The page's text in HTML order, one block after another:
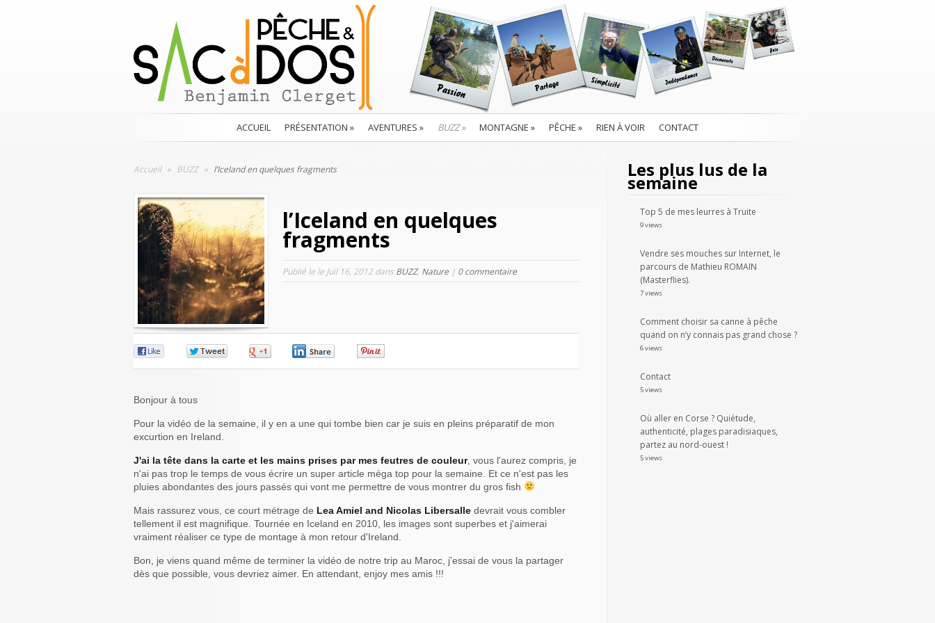
ACCUEIL PRÉSENTATION » AVENTURES » BUZZ» MONTAGNE » PÊCHE » RIEN À VOIR CONTACT
Accueil » BUZZ » l’Iceland en quelques fragments
l’Iceland en quelques
fragments
Publié le le Juil 16, 2012 dans BUZZ, Nature | 0 commentaire
Bonjour à tous
Pour la vidéo de la semaine, il y en a une qui tombe bien car je suis en pleins préparatif de mon
excurtion en Ireland.
J'ai la tête dans la carte et les mains prises par mes feutres de couleur, vous l'aurez compris, je
n'ai pas trop le temps de vous écrire un super article méga top pour la semaine. Et ce n'est pas les
pluies abondantes des jours passés qui vont me permettre de vous montrer du gros fish
Mais rassurez vous, ce court métrage de Lea Amiel and Nicolas Libersalle devrait vous combler
tellement il est magnifique. Tournée en Iceland en 2010, les images sont superbes et j'aimerai
vraiment réaliser ce type de montage à mon retour d'Ireland.
Bon, je viens quand même de terminer la vidéo de notre trip au Maroc, j'essai de vous la partager
dès que possible, vous devriez aimer. En attendant, enjoy mes amis !!!
Les plus lus de la
semaine
Top 5 de mes leurres à Truite
9 views
Vendre ses mouches sur Internet, le
parcours de Mathieu ROMAIN
(Masterflies).
7 views
Comment choisir sa canne à pêche
quand on n’y connais pas grand chose ?
6 views
Contact
5 views
Où aller en Corse ? Quiétude,
authenticité, plages paradisiaques,
partez au nord-ouest !
5 views